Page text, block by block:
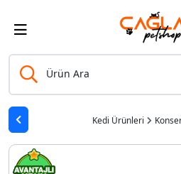
Ürün Ara
Kedi Ürünleri